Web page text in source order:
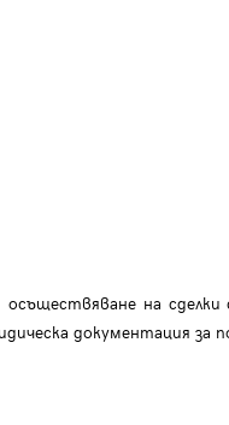
на
документация